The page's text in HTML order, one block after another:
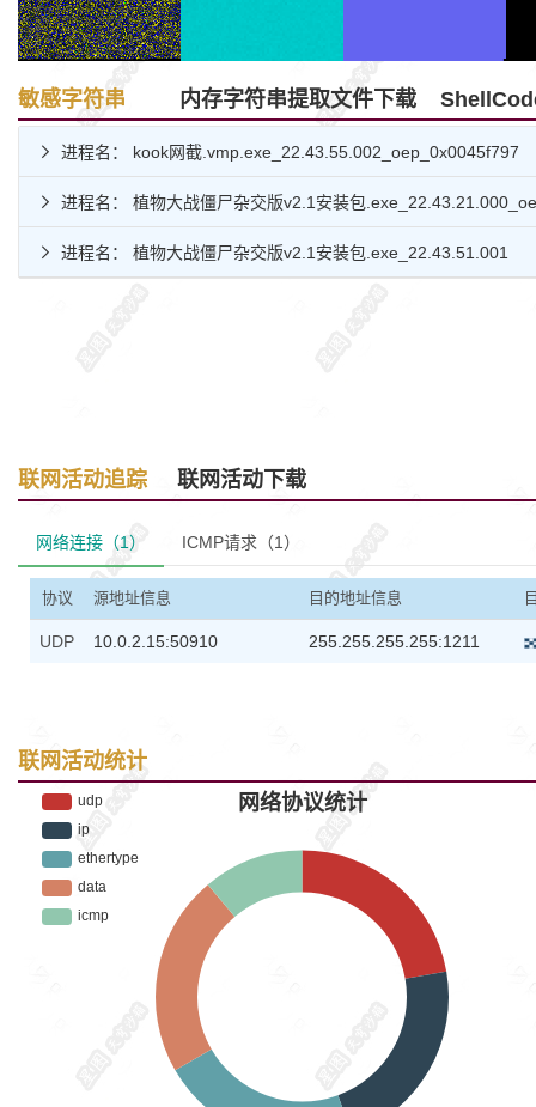
敏感字符串 内存字符串提取文件下载
进程名： kook网截.vmp.exe_22.43.55.002_oep_0x0045f797

进程名： 植物大战僵尸杂交版v2.1安装包

进程名： 植物大战僵尸杂交版v2.1安装包.exe_22.43.51.001

联网活动追踪 联网活动下载
网络连接（1） ICMP请求（1）
协议 源地址信息 目的地址信息
UDP 10.0.2.15:50910 255.255.255.255:1211
联网活动统计